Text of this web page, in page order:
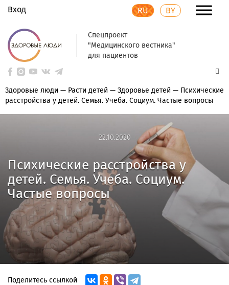
Вход RU BY
Спецпроект
"Медицинского вестника"
для пациентов
Здоровые люди — Расти детей — Здоровье детей — Психические
расстройства у детей. Семья. Учеба. Социум. Частые вопросы
22.10.2020
Психические расстройства у
детей. Семья. Учеба. Социум.
Частые вопросы
Поделитесь ссылкой